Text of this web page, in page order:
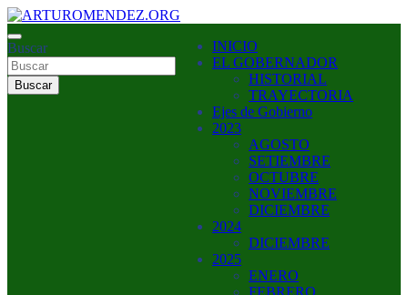
Saltar
al
contenido
ARTUROMENDEZ.ORG
ARTURO MENDEZ GOBERNADOR 2023
Buscar
Buscar
INICIO
EL GOBERNADOR
HISTORIAL
TRAYECTORIA
Ejes de Gobierno
2023
AGOSTO
SETIEMBRE
OCTUBRE
NOVIEMBRE
DICIEMBRE
2024
DICIEMBRE
2025
ENERO
FEBRERO